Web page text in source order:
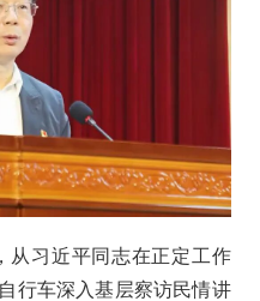
从习近平同志在正定工作
行车深入基层察访民情讲